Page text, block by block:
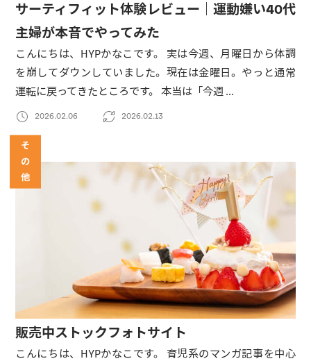
サーティフィット体験レビュー｜運動嫌い40代
主婦が本音でやってみた
こんにちは、HYPかなこです。 実は今週、月曜日から体調
を崩してダウンしていました。現在は金曜日。やっと通常
運転に戻ってきたところです。 本当は「今週 …
2026.02.06 2026.02.13
そ
の
他
販売中ストックフォトサイト
こんにちは、HYPかなこです。 育児系のマンガ記事を中心